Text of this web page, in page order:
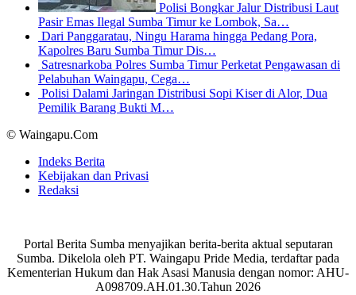
Polisi Bongkar Jalur Distribusi Laut
Pasir Emas Ilegal Sumba Timur ke Lombok, Sa…
Dari Panggaratau, Ningu Harama hingga Pedang Pora,
Kapolres Baru Sumba Timur Dis…
Satresnarkoba Polres Sumba Timur Perketat Pengawasan di
Pelabuhan Waingapu, Cega…
Polisi Dalami Jaringan Distribusi Sopi Kiser di Alor, Dua
Pemilik Barang Bukti M…
© Waingapu.Com
Indeks Berita
Kebijakan dan Privasi
Redaksi
Portal Berita Sumba menyajikan berita-berita aktual seputaran
Sumba. Dikelola oleh PT. Waingapu Pride Media, terdaftar pada
Kementerian Hukum dan Hak Asasi Manusia dengan nomor: AHU-
A098709.AH.01.30.Tahun 2026